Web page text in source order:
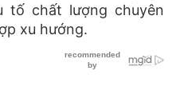
tố chất lượng chuyên
xu hướng.